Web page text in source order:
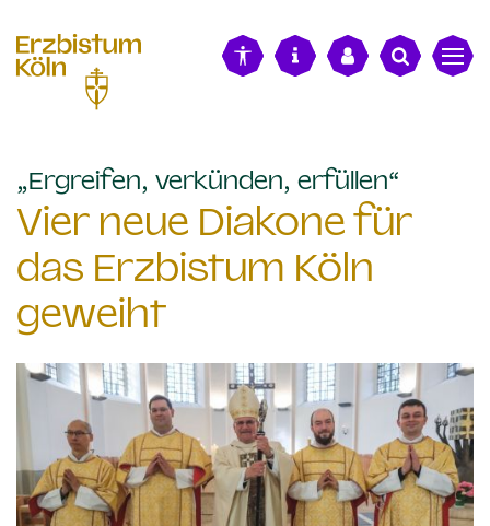
„Ergreifen, verkünden, erfüllen“
Vier neue Diakone für
das Erzbistum Köln
geweiht